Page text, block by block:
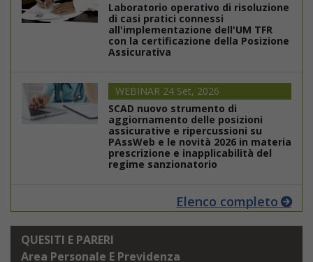
Laboratorio operativo di risoluzione
di casi pratici connessi
all'implementazione dell'UM TFR
con la certificazione della Posizione
Assicurativa
WEBINAR 24 Set, 2026
SCAD nuovo strumento di
aggiornamento delle posizioni
assicurative e ripercussioni su
PAssWeb e le novità 2026 in materia
prescrizione e inapplicabilità del
regime sanzionatorio
Elenco completo
QUESITI E PARERI
Area Personale E Previdenza